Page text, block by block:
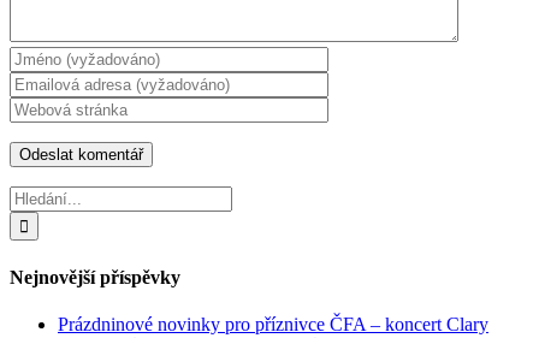
Hledat:
Nejnovější příspěvky
Prázdninové novinky pro příznivce ČFA – koncert Clary